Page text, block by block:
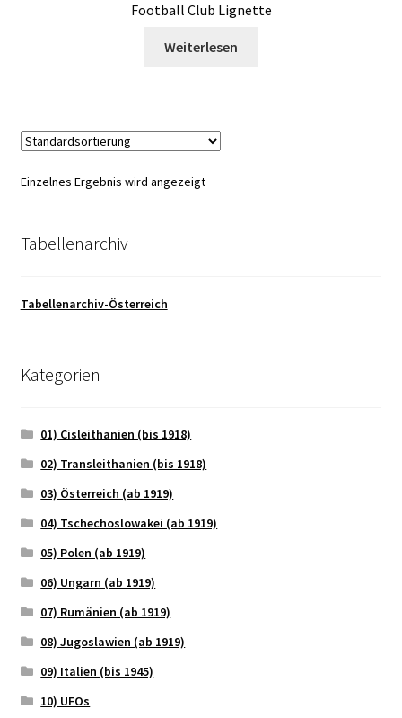
Football Club Lignette
Weiterlesen
Einzelnes Ergebnis wird angezeigt
Tabellenarchiv
Tabellenarchiv-Österreich
Kategorien
01) Cisleithanien (bis 1918)
02) Transleithanien (bis 1918)
03) Österreich (ab 1919)
04) Tschechoslowakei (ab 1919)
05) Polen (ab 1919)
06) Ungarn (ab 1919)
07) Rumänien (ab 1919)
08) Jugoslawien (ab 1919)
09) Italien (bis 1945)
10) UFOs